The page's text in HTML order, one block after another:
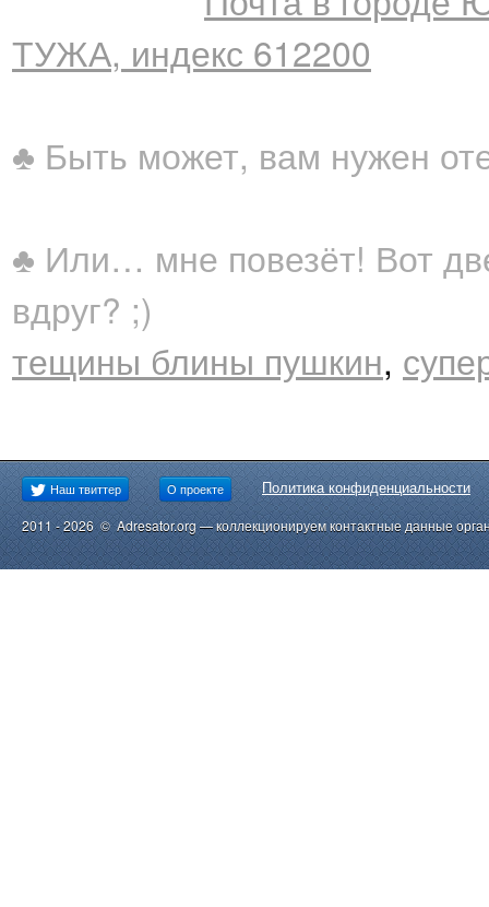
ТУЖА, индекс 612200
♣ Быть может, вам нужен
♣ Или… мне повезёт! Вот
вдруг? ;)
тещины блины пушкин,
Наш твиттер О проекте Политика конфиденциальности
2011 - 2026 © Adresator.org — коллекционируем контактные данные